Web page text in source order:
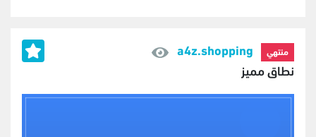
منتهي
a4z.shopping
نطاق مميز